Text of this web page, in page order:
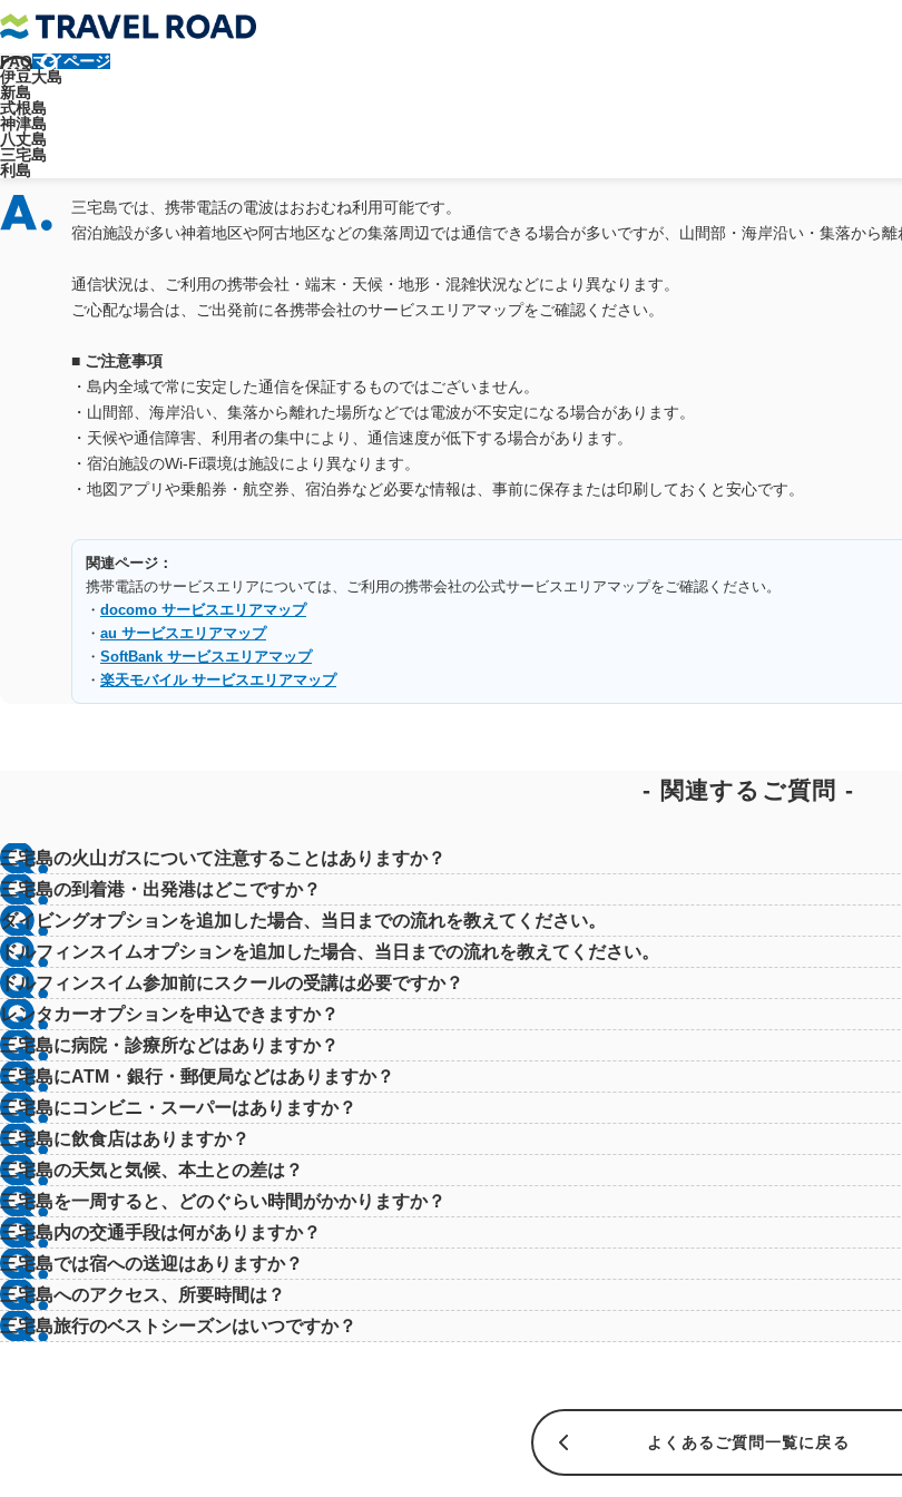
FAQマイページ
伊豆大島
新島
式根島
神津島
八丈島
三宅島
利島
トラベルロード
三宅島では携帯の電波は入りますか？
三宅島では、携帯電話の電波はおおむね利用可能です。
宿泊施設が多い神着地区や阿古地区などの集落周辺では通信できる場合が多いですが、山間部・海岸沿い・集落から
通信状況は、ご利用の携帯会社・端末・天候・地形・混雑状況などにより異なります。
ご心配な場合は、ご出発前に各携帯会社のサービスエリアマップをご確認ください。
■ ご注意事項
・島内全域で常に安定した通信を保証するものではございません。
・山間部、海岸沿い、集落から離れた場所などでは電波が不安定になる場合があります。
・天候や通信障害、利用者の集中により、通信速度が低下する場合があります。
・宿泊施設のWi-Fi環境は施設により異なります。
・地図アプリや乗船券・航空券、宿泊券など必要な情報は、事前に保存または印刷しておくと安心です。
関連ページ：
携帯電話のサービスエリアについては、ご利用の携帯会社の公式サービスエリアマップをご確認ください。
・ docomo サービスエリアマップ
・ au サービスエリアマップ
・ SoftBank サービスエリアマップ
・ 楽天モバイル サービスエリアマップ
関連するご質問
三宅島の火山ガスについて注意することはありますか？
三宅島の到着港・出発港はどこですか？
ダイビングオプションを追加した場合、当日までの流れを教えてください。
ドルフィンスイムオプションを追加した場合、当日までの流れを教えてください。
ドルフィンスイム参加前にスクールの受講は必要ですか？
レンタカーオプションを申込できますか？
三宅島に病院・診療所などはありますか？
三宅島にATM・銀行・郵便局などはありますか？
三宅島にコンビニ・スーパーはありますか？
三宅島に飲食店はありますか？
三宅島の天気と気候、本土との差は？
三宅島を一周すると、どのぐらい時間がかかりますか？
三宅島内の交通手段は何がありますか？
三宅島では宿への送迎はありますか？
三宅島へのアクセス、所要時間は？
三宅島旅行のベストシーズンはいつですか？
よくあるご質問一覧に戻る